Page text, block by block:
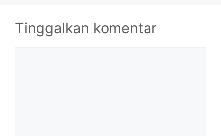
Tinggalkan komentar